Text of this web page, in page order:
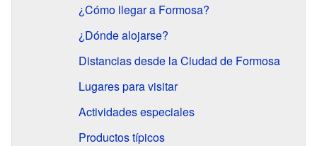
¿Cómo llegar a Formosa?
¿Dónde alojarse?
Distancias desde la Ciudad de Formosa
Lugares para visitar
Actividades especiales
Productos típicos